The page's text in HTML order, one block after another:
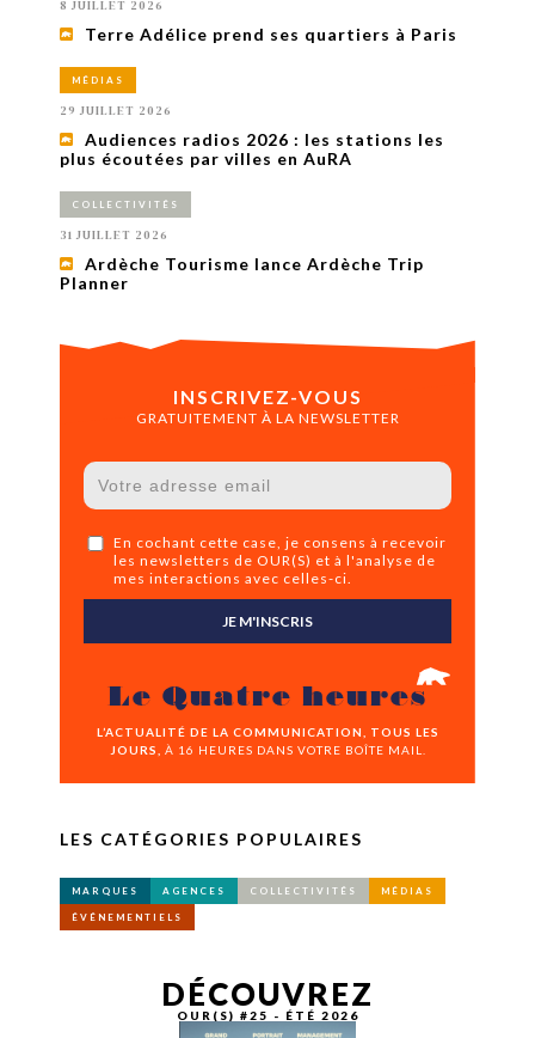
8 JUILLET 2026
Terre Adélice prend ses quartiers à Paris
MÉDIAS
29 JUILLET 2026
Audiences radios 2026 : les stations les
plus écoutées par villes en AuRA
COLLECTIVITÉS
31 JUILLET 2026
Ardèche Tourisme lance Ardèche Trip
Planner
INSCRIVEZ-VOUS
GRATUITEMENT À LA NEWSLETTER
En cochant cette case, je consens à recevoir
les newsletters de OUR(S) et à l'analyse de
mes interactions avec celles-ci.
JE M'INSCRIS
Le Quatre heures
L’ACTUALITÉ DE LA COMMUNICATION, TOUS LES
JOURS,
À 16 HEURES DANS VOTRE BOÎTE MAIL.
LES CATÉGORIES POPULAIRES
MARQUES AGENCES COLLECTIVITÉS MÉDIAS
ÉVÉNEMENTIELS
DÉCOUVREZ
OUR(S) #25 - ÉTÉ 2026